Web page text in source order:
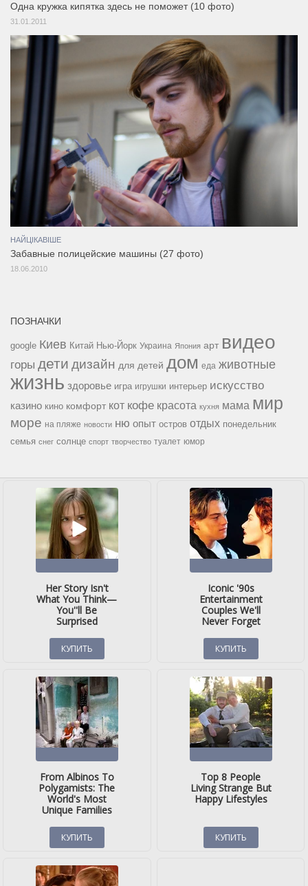
Одна кружка кипятка здесь не поможет (10 фото)
31.01.2011
НАЙЦІКАВІШЕ
Забавные полицейские машины (27 фото)
18.06.2010
ПОЗНАЧКИ
google Киев Китай Нью-Йорк Украина Япония арт видео
горы дети дизайн для детей дом еда животные
жизнь здоровье игра игрушки интерьер искусство
казино кино комфорт кот кофе красота кухня мама мир
море на пляже новости ню опыт остров отдых понедельник
семья снег солнце спорт творчество туалет юмор